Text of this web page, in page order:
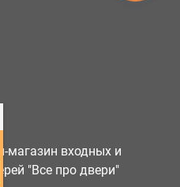
магазин входных и
"Все про двери"